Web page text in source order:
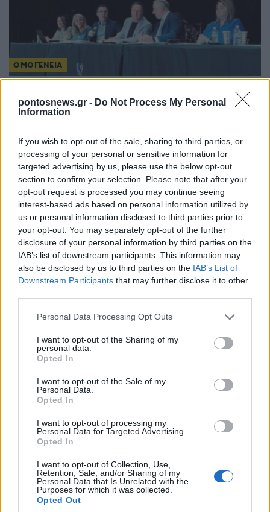
pontosnews.gr - Do Not Process My Personal
Information
If you wish to opt-out of the sale, sharing to third parties, or
processing of your personal or sensitive information for
targeted advertising by us, please use the below opt-out
section to confirm your selection. Please note that after your
opt-out request is processed you may continue seeing
interest-based ads based on personal information utilized by
us or personal information disclosed to third parties prior to
your opt-out. You may separately opt-out of the further
disclosure of your personal information by third parties on the
IAB’s list of downstream participants. This information may
also be disclosed by us to third parties on the IAB’s List of
Downstream Participants that may further disclose it to other
Please note that this website/app uses one or more Google
not limited to your visit or usage behaviour. You may click to
grant or deny consent to Google and its third-party tags to
use your data for below specified purposes in below Google
consent section.
Personal Data Processing Opt Outs
I want to opt-out of the Sharing of my
personal data.
Opted In
I want to opt-out of the Sale of my
Personal Data.
Opted In
I want to opt-out of processing my
Personal Data for Targeted Advertising.
Opted In
I want to opt-out of Collection, Use,
Retention, Sale, and/or Sharing of my
Personal Data that Is Unrelated with the
Purposes for which it was collected.
Opted Out
ΟΜΟΓΕΝΕΙΑ
Μελβούρνη: Επιπλέον 6,02 εκατ. δολάρια στην
Ελληνική Κοινότητα μετά από δικαστική μάχη
5/08/2026 - 2:07μμ
ΟΜΟΓΕΝΕΙΑ
Ρωσία: Οι Έλληνες του Γκελεντζίκ τίμησαν τα 190
χρόνια της Καμπαρντίνκα
4/08/2026 - 12:57μμ